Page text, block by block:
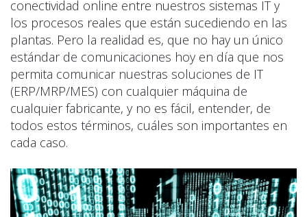
conectividad online entre nuestros sistemas IT y
los procesos reales que están sucediendo en las
plantas. Pero la realidad es, que no hay un único
estándar de comunicaciones hoy en día que nos
permita comunicar nuestras soluciones de IT
(ERP/MRP/MES) con cualquier máquina de
cualquier fabricante, y no es fácil, entender, de
todos estos términos, cuáles son importantes en
cada caso.